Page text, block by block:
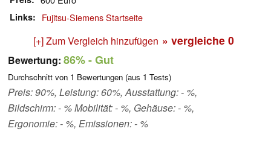
Links Fujitsu-Siemens Startseite
[+] Zum Vergleich hinzufügen » vergleiche 0
Bewertung: 86%- Gut
Durchschnitt von 1 Bewertungen (aus 1 Tests)
Preis: 90%, Leistung: 60%, Ausstattung: - %,
Bildschirm: - % Mobilität: - %, Gehäuse: - %,
Ergonomie: - %, Emissionen: - %